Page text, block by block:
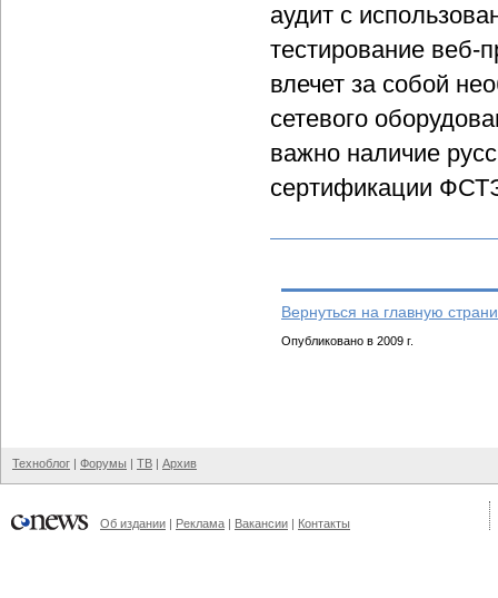
аудит с
тестирование веб-
влечет за собой
сетевого
важно наличие
сертификации
Вернуться на главную
Опубликовано в 2009 г.
Техноблог | Форумы | ТВ | Архив
Об издании | Реклама | Вакансии | Контакты